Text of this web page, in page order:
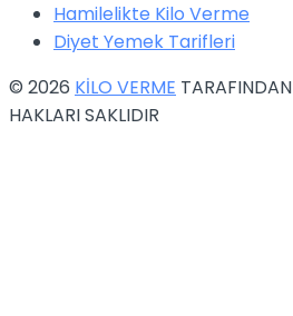
Hamilelikte Kilo Verme
Diyet Yemek Tarifleri
© 2026 KİLO VERME
HAKLARI SAKLIDIR